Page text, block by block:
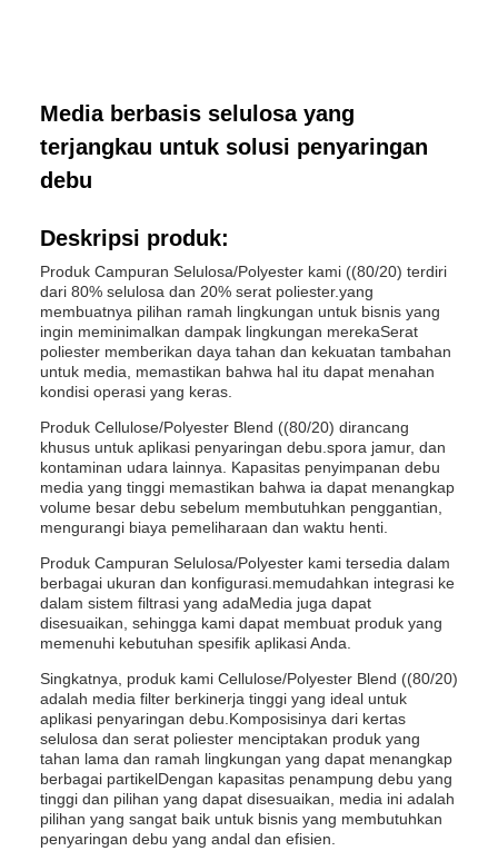
Media berbasis selulosa yang
terjangkau untuk solusi penyaringan
debu
Deskripsi produk:
Produk Campuran Selulosa/Polyester kami ((80/20) terdiri
dari 80% selulosa dan 20% serat poliester.yang
membuatnya pilihan ramah lingkungan untuk bisnis yang
ingin meminimalkan dampak lingkungan merekaSerat
poliester memberikan daya tahan dan kekuatan tambahan
untuk media, memastikan bahwa hal itu dapat menahan
kondisi operasi yang keras.
Produk Cellulose/Polyester Blend ((80/20) dirancang
khusus untuk aplikasi penyaringan debu.spora jamur, dan
kontaminan udara lainnya. Kapasitas penyimpanan debu
media yang tinggi memastikan bahwa ia dapat menangkap
volume besar debu sebelum membutuhkan penggantian,
mengurangi biaya pemeliharaan dan waktu henti.
Produk Campuran Selulosa/Polyester kami tersedia dalam
berbagai ukuran dan konfigurasi.memudahkan integrasi ke
dalam sistem filtrasi yang adaMedia juga dapat
disesuaikan, sehingga kami dapat membuat produk yang
memenuhi kebutuhan spesifik aplikasi Anda.
Singkatnya, produk kami Cellulose/Polyester Blend ((80/20)
adalah media filter berkinerja tinggi yang ideal untuk
aplikasi penyaringan debu.Komposisinya dari kertas
selulosa dan serat poliester menciptakan produk yang
tahan lama dan ramah lingkungan yang dapat menangkap
berbagai partikelDengan kapasitas penampung debu yang
tinggi dan pilihan yang dapat disesuaikan, media ini adalah
pilihan yang sangat baik untuk bisnis yang membutuhkan
penyaringan debu yang andal dan efisien.